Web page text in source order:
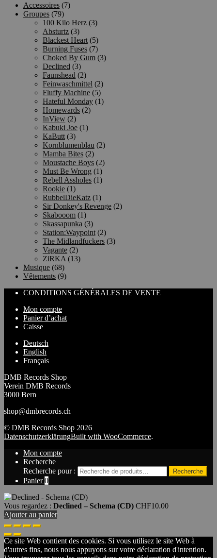
Accessoires (7)
Groupes (79)
100 Kilo Herz (3)
Absturtz (3)
Blackest Heart (5)
Burning Fuses (7)
Choked By Gum (3)
Declined (3)
Faunshead (2)
Feinwaschmittel (2)
Fluffy Machine (5)
Hateful Monday (1)
Homewards (2)
InView (2)
Kabuki Joe (1)
KaButt (3)
Kornblumenblau (2)
Mamba Bites (2)
Moustache Boys (2)
Must Be Wrong (1)
Rebell Assholes (1)
Rookie (1)
RubbelDieKatz (1)
Sir Donkey's Revenge (2)
Skabooom (1)
Skassapunka (3)
Station:Waypoint (2)
The Midlandfuckers (3)
Vagante (2)
ZiRKA (13)
Musique (68)
Vêtements (9)
CONDITIONS GÉNÉRALES DE VENTE
Mon compte
Panier d’achat
Caisse
Deutsch
English
Français
DMB Records Shop
Verein DMB Records
3000 Bern
shop@dmbrecords.ch
© DMB Records Shop 2026
DatenschutzerklärungBuilt with WooCommerce.
Mon compte
Recherche
Recherche pour :
Recherche
Panier0
Vous regardez : Declined – Schema (CD) CHF10.00
Ajouter au panier
Ce site Web contient des cookies. Si vous utilisez le site Web à
d'autres fins, nous nous appuyons sur votre déclaration d'intention.